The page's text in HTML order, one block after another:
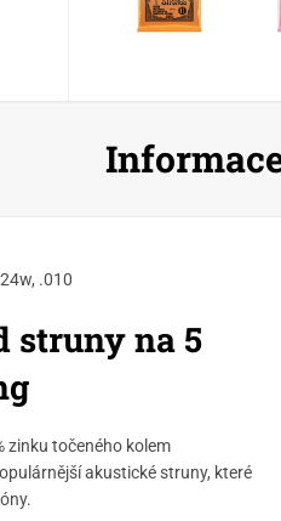
.010
struny na 5
zinku točeného kolem
akustické struny, které